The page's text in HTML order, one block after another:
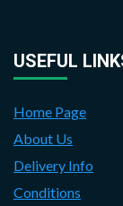
USEFUL
Home Page
About Us
Delivery Info
Conditions